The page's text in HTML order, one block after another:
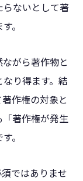
ないとして著
。
がら著作物と
り得ます。結
作権の対象と
著作権が発生
。
ではありませ